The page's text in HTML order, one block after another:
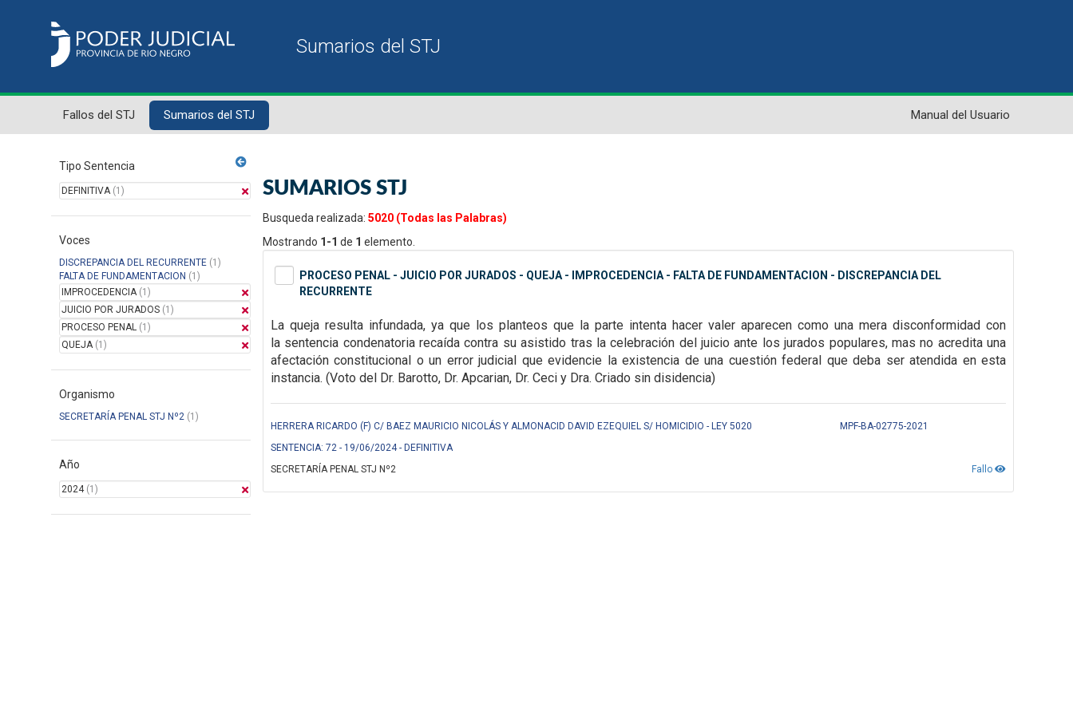
Fallos del STJ Sumarios del STJ Manual del Usuario
Tipo Sentencia
DEFINITIVA(1)
Voces
DISCREPANCIA DEL RECURRENTE (1)
FALTA DE FUNDAMENTACION (1)
IMPROCEDENCIA(1)
JUICIO POR JURADOS (1)
PROCESO PENAL (1)
QUEJA(1)
Organismo
SECRETARÍA PENAL STJ Nº2 (1)
Año
2024(1)
SUMARIOS STJ
Busqueda realizada: 5020 (Todas las Palabras)
Mostrando 1-1 de 1 elemento.
PROCESO PENAL - JUICIO POR JURADOS - QUEJA - IMPROCEDENCIA - FALTA DE FUNDAMENTACION - DISCREPANCIA DEL
RECURRENTE
La queja resulta infundada, ya que los planteos que la parte intenta hacer valer aparecen como una mera disconformidad con
la sentencia condenatoria recaída contra su asistido tras la celebración del juicio ante los jurados populares, mas no acredita una
afectación constitucional o un error judicial que evidencie laexistencia de una cuestión federal que deba ser atendida en esta
instancia. (Voto del Dr. Barotto, Dr. Apcarian, Dr. Ceci y Dra. Criado sin disidencia)
HERRERA RICARDO (F) C/ BAEZ MAURICIO NICOLÁS Y ALMONACID DAVID EZEQUIEL S/ HOMICIDIO - LEY 5020
MPF-BA-02775-2021
SENTENCIA: 72 - 19/06/2024 - DEFINITIVA
Fallo
SECRETARÍA PENAL STJ Nº2